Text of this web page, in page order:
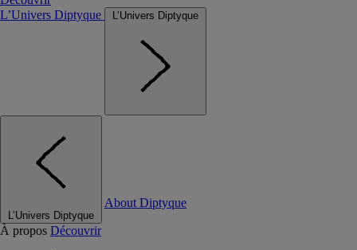
L’Univers Diptyque
L’Univers Diptyque
L’Univers Diptyque
About Diptyque
À propos Découvrir